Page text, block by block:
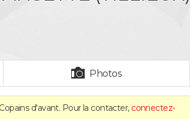
Photos
d'avant. Pour la contacter, connectez-